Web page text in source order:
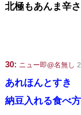
北極もあんま辛
30: ニュー即@名無し
あれほんとすき
納豆入れる食べ